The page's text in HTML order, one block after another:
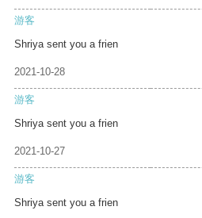
游客
Shriya sent you a frien
2021-10-28
游客
Shriya sent you a frien
2021-10-27
游客
Shriya sent you a frien